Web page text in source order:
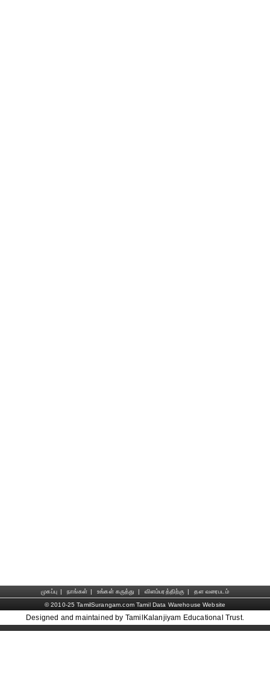
முகப்பு | நாங்கள் | உங்கள் கருத்து | விளம்பரத்திற்கு |
தள வரைபடம்
© 2010-25 TamilSurangam.com Tamil Data Warehouse Website
Designed and maintained by TamilKalanjiyam Educational Trust.